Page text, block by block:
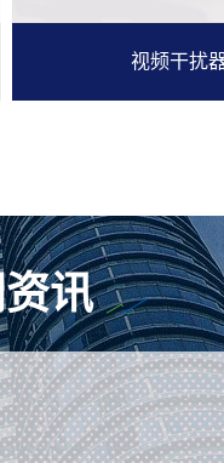
视频干扰
讯